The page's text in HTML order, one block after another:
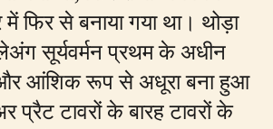
में फिर से बनाया गया था। थोड़ा
सूर्यवर्मन प्रथम के अधीन
और आंशिक रूप से अधूरा बना हुआ
प्रैट टावरों के बारह टावरों के